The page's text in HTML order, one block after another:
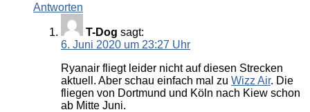
Antworten
T-Dog sagt:
6. Juni 2020 um 23:27 Uhr
Ryanair fliegt leider nicht auf diesen Strecken
aktuell. Aber schau einfach mal zu Wizz Air. Die
fliegen von Dortmund und Köln nach Kiew schon
ab Mitte Juni.